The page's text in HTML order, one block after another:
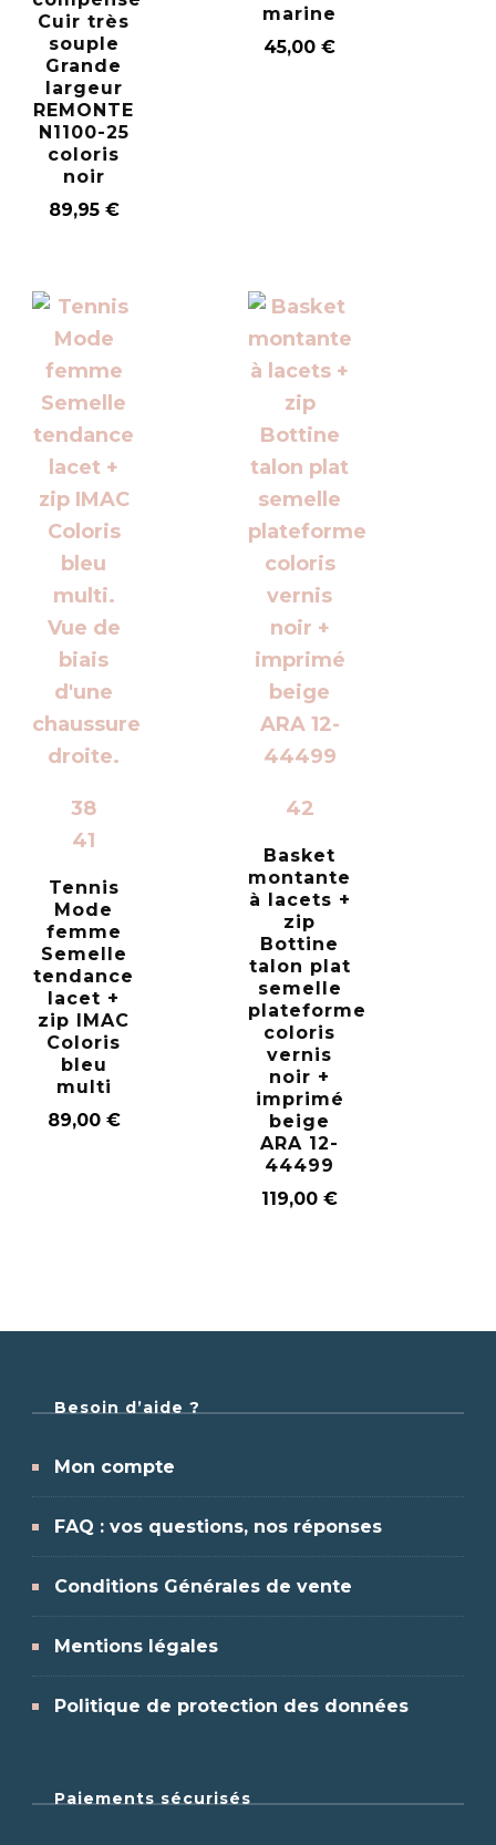
Cuir très
souple
Grande
largeur
REMONTE
N1100-25
coloris
noir
89,95 €
marine
45,00€
38
41
Tennis
Mode
femme
Semelle
tendance
lacet +
zip IMAC
Coloris
bleu
multi
89,00 €
42
Basket
montante
à lacets +
zip
Bottine
talon plat
semelle
plateforme
coloris
vernis
noir +
imprimé
beige
ARA 12-
44499
119,00€
Besoin d’aide ?
Mon compte
FAQ : vos questions, nos réponses
Conditions Générales de vente
Mentions légales
Politique de protection des données
Paiements sécurisés